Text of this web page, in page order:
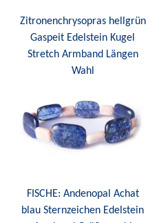
Zitronenchrysopras hellgrün
Gaspeit Edelstein Kugel
Stretch Armband Längen
Wahl
FISCHE: Andenopal Achat
blau Sternzeichen Edelstein